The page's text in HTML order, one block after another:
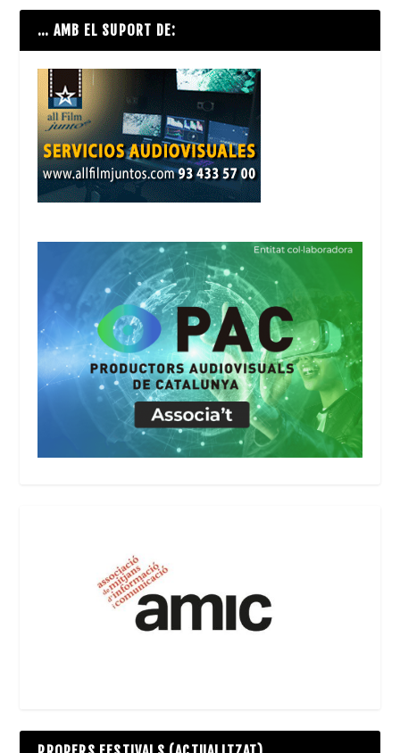
… AMB EL SUPORT DE: